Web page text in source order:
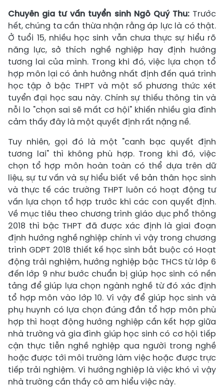
Chuyên gia tư vấn tuyển sinhNgô Quý Thu:Trước
hết, chúng ta cần thừa nhận rằng áp lực là có thật.
Ở tuổi 15, nhiều học sinh vẫn chưa thực sự hiểu rõ
năng lực, sở thích nghề nghiệp hay định hướng
tương lai của mình. Trong khi đó, việc lựa chọn tổ
hợp môn lại có ảnh hưởng nhất định đến quá trình
học tập ở bậc THPT và một số phương thức xét
tuyển đại học sau này. Chính sự thiếu thông tin và
nỗi lo "chọn sai sẽ mất cơ hội" khiến nhiều gia đình
cảm thấy đây là một quyết định rất nặng nề.
Tuy nhiên, gọi đó là một "canh bạc quyết định
tương lai" thì không phù hợp. Trong khi đó, việc
chọn tổ hợp môn hoàn toàn có thể dựa trên dữ
liệu, sự tư vấn và sự hiểu biết về bản thân học sinh
và thực tế các trường THPT luôn có hoạt động tư
vấn lựa chọn tổ hợp trước khi các con quyết định.
Về mục tiêu theo chương trình giáo dục phổ thông
2018 thì bậc THPT đã được xác định là giai đoạn
định hướng nghề nghiệp chính vì vậy trong chương
trình GDPT 2018 thiết kế học sinh bắt buộc có Hoạt
động trải nghiệm, hướng nghiệp bậc THCS từ lớp 6
đến lớp 9 như bước chuẩn bị giúp học sinh có nền
tảng để giúp lựa chọn ngành nghề từ đó xác định
tổ hợp môn vào lớp 10. Vì vậy để giúp học sinh và
phụ huynh có lựa chọn đúng đắn tổ hợp môn phù
hợp thì hoạt động hướng nghiệp cần kết hợp giữa
nhà trường và gia đình giúp học sinh có cơ hội tiếp
cận thực tiễn nghề nghiệp qua người trong nghề
hoặc được tới môi trường làm việc hoặc được trực
tiếp trải nghiệm. Vì hướng nghiệp là việc khó vì vậy
nhà trường cần thầy cô am hiểu việc này.